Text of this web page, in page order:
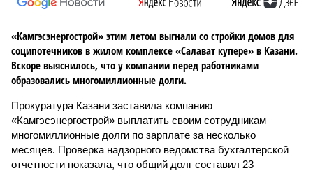
«Камгэсэнергострой» этим летом выгнали со стройки домов для
соципотечников в жилом комплексе «Салават купере» в Казани.
Вскоре выяснилось, что у компании перед работниками
образовались многомиллионные долги.
Прокуратура Казани заставила компанию
«Камгэсэнергострой» выплатить своим сотрудникам
многомиллионные долги по зарплате за несколько
месяцев. Проверка надзорного ведомства бухгалтерской
отчетности показала, что общий долг составил 23